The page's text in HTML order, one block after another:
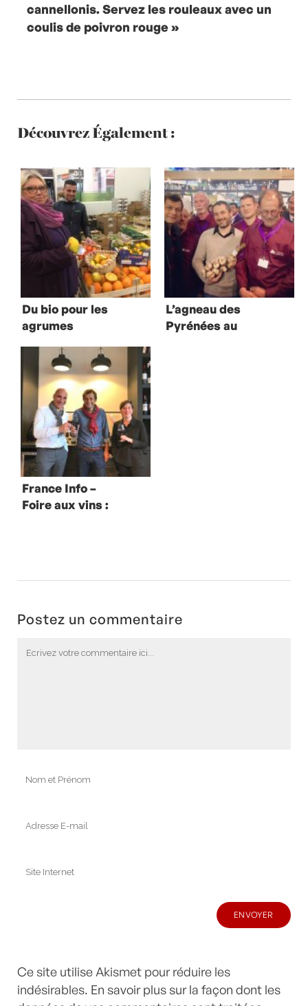
cannellonis. Servez les rouleaux avec un
coulis de poivron rouge »
Découvrez Également :
Du bio pour les
agrumes
L’agneau des
Pyrénées au
France Info –
Foire aux vins :
Postez un commentaire
Ce site utilise Akismet pour réduire les
indésirables. En savoir plus sur la façon dont les